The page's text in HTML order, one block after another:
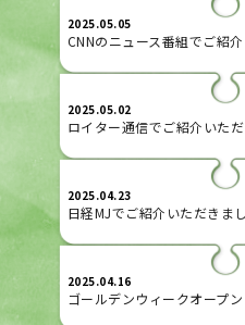
2025.05.05
CNNのニュース番組でご紹
2025.05.02
ロイター通信でご紹介いた
2025.04.23
日経MJでご紹介いただきま
2025.04.16
ゴールデンウィークオープ